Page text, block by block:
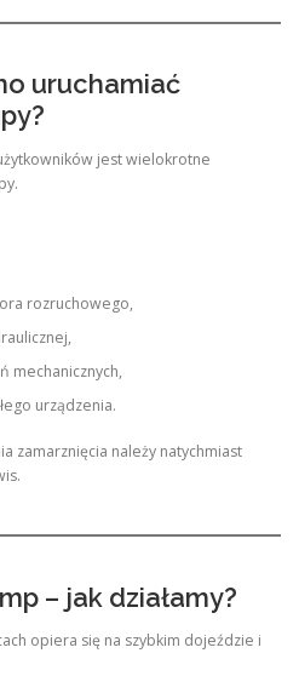
uruchamiać
jest wielokrotne
rozruchowego,
mechanicznych,
urządzenia.
zamarznięcia należy natychmiast
– jak działamy?
opiera się na szybkim dojeździe i